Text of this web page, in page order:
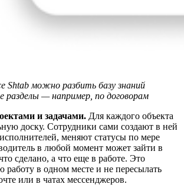
Shtab можно разбить базу знаний
разделы — например, по договорам
и задачами. Для каждого объекта
доску. Сотрудники сами создают в ней
меняют статусы по мере
в любой момент может зайти в
сделано, а что еще в работе. Это
работу в одном месте и не пересылать
или в чатах мессенджеров.